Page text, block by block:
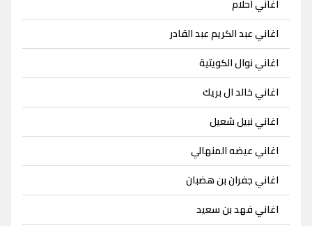
اغاني احلام
اغاني عبد الكريم عبد القادر
اغاني نوال الكويتية
اغاني خالد ال بريك
اغاني نبيل شعيل
اغاني عيضه المنهالي
اغاني جفران بن هضبان
اغاني فهد بن سعيد